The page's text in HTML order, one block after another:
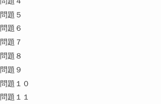
問題５
問題６
問題７
問題８
問題９
問題１０
問題１１